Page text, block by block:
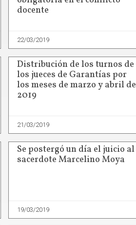
docente
22/03/2019
Distribución de los turnos de
los jueces de Garantías por
los meses de marzo y abril de
2019
21/03/2019
Se postergó un día el juicio al
sacerdote Marcelino Moya
19/03/2019